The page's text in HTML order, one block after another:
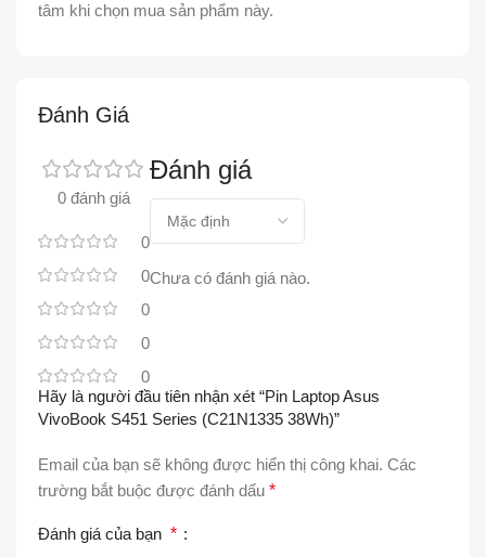
tâm khi chọn mua sản phẩm này.
Đánh Giá
0 đánh giá
0
0
0
0
0
Đánh giá
Chưa có đánh giá nào.
Hãy là người đầu tiên nhận xét “Pin Laptop Asus
VivoBook S451 Series (C21N1335 38Wh)”
Email của bạn sẽ không được hiển thị công khai. Các
trường bắt buộc được đánh dấu *
Đánh giá của bạn *